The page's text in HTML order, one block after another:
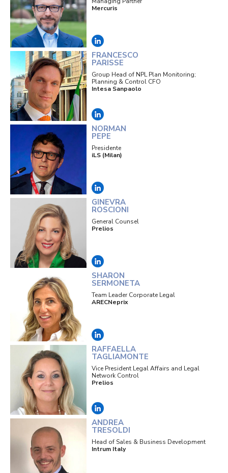
Mercuris
FRANCESCO
PARISSE
Group Head of NPL Plan Monitoring;
Planning & Control CFO
Intesa Sanpaolo
NORMAN
PEPE
Presidente
iLS (Milan)
GINEVRA
ROSCIONI
General Counsel
Prelios
SHARON
SERMONETA
Team Leader Corporate Legal
ARECNeprix
RAFFAELLA
TAGLIAMONTE
Vice President Legal Affairs and Legal
Network Control
Prelios
ANDREA
TRESOLDI
Head of Sales & Business Development
Intrum Italy